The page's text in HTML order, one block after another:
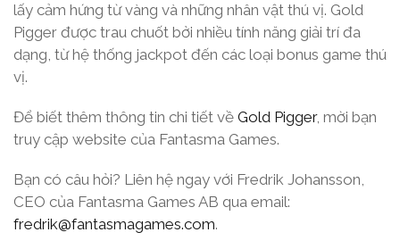
lấy cảm hứng từ vàng và những nhân vật thú vị. Gold
Pigger được trau chuốt bởi nhiều tính năng giải trí đa
dạng, từ hệ thống jackpot đến các loại bonus game thú
vị.
Để biết thêm thông tin chi tiết về Gold Pigger, mời bạn
truy cập website của Fantasma Games.
Bạn có câu hỏi? Liên hệ ngay với Fredrik Johansson,
CEO của Fantasma Games AB qua email:
fredrik@fantasmagames.com.